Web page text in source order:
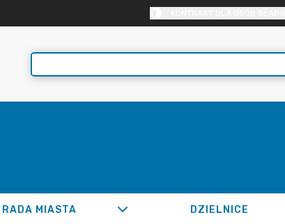
RADA MIASTA DZIELNICE